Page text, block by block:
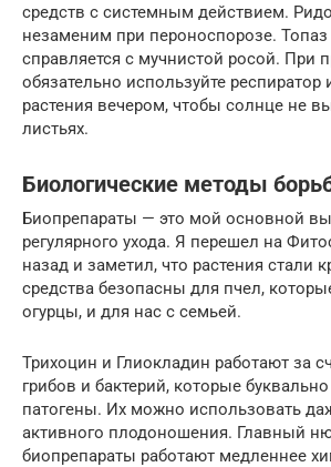
средств с системным действием.
незаменим при пероноспорозе. Топаз
справляется с мучнистой росой. При
обязательно используйте респиратор
растения вечером, чтобы солнце не
листьях.
Биологические методы
Биопрепараты — это мой основной
регулярного ухода. Я перешел на
назад и заметил, что растения стали
средства безопасны для пчел,
огурцы, и для нас с семьей.
Трихоцин и Глиокладин работают за
грибов и бактерий, которые
патогены. Их можно использовать
активного плодоношения. Главный
биопрепараты работают медленнее